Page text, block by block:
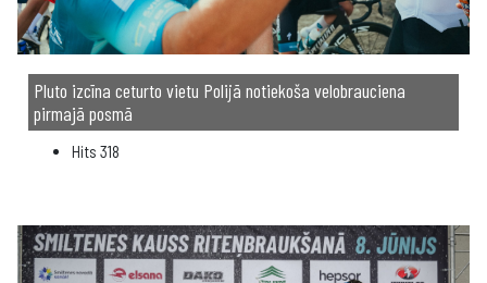
Pluto izcīna ceturto vietu Polijā notiekoša velobrauciena
pirmajā posmā
Hits 318